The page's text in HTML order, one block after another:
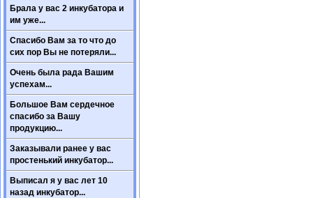
Брала у вас 2 инкубатора и
им уже...
Спасибо Вам за то что до
сих пор Вы не потеряли...
Очень была рада Вашим
успехам...
Большое Вам сердечное
спасибо за Вашу
продукцию...
Заказывали ранее у вас
простенький инкубатор...
Выписал я у вас лет 10
назад инкубатор...